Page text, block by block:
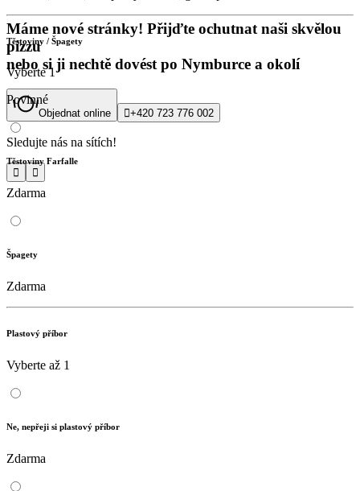
Máme nové stránky! Přijďte ochutnat naši skvělou
pizzu
nebo si ji nechtě dovést po Nymburce a okolí
Objednat online +420 723 776 002
Sledujte nás na sítích!
 
Těstoviny / Špagety
Vyberte 1
Povinné
Těstoviny Farfalle
Zdarma
Špagety
Zdarma
Plastový příbor
Vyberte až 1
Ne, nepřeji si plastový příbor
Zdarma